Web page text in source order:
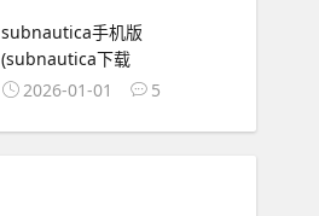
subnautica手机版
(subnautica下载
2026-01-01
5